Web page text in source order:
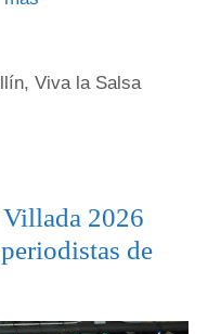
,Viva la Salsa
2026
de